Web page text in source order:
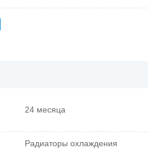
24 месяца
Радиаторы охлаждения